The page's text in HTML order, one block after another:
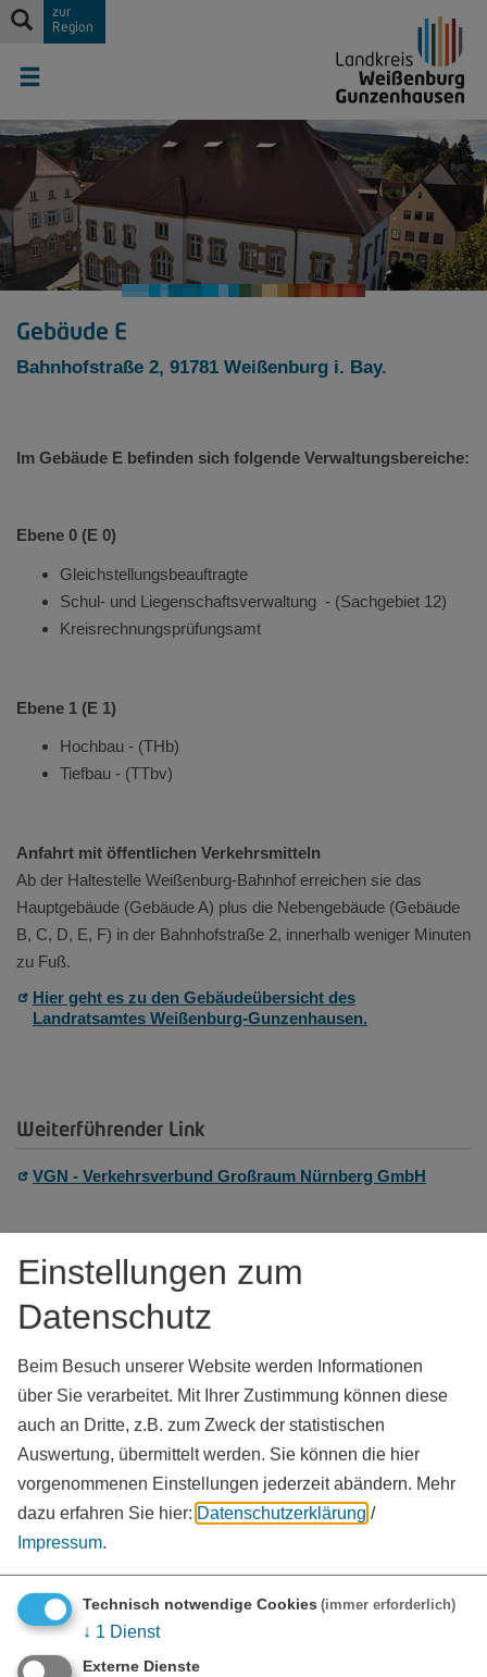
zur
Region
Gebäude E
Bahnhofstraße 2, 91781 Weißenburg i. Bay.
Im Gebäude E befinden sich folgende Verwaltungsbereiche:
Ebene 0 (E 0)
Gleichstellungsbeauftragte
Schul- und Liegenschaftsverwaltung - (Sachgebiet 12)
Kreisrechnungsprüfungsamt
Ebene 1 (E 1)
Hochbau - (THb)
Tiefbau - (TTbv)
Anfahrt mit öffentlichen Verkehrsmitteln
Ab der Haltestelle Weißenburg-Bahnhof erreichen sie das
Hauptgebäude (Gebäude A) plus die Nebengebäude (Gebäude
B, C, D, E, F) in der Bahnhofstraße 2, innerhalb weniger Minuten
zu Fuß.
Hier geht es zu den Gebäudeübersicht des
Landratsamtes Weißenburg-Gunzenhausen.
Weiterführender Link
VGN - Verkehrsverbund Großraum Nürnberg GmbH
Kontakt
Landratsamt Weißenburg-Gunzenhausen
Bahnhofstraße 2 (Gebäude E)
91781
Weißenburg i.Bay.
Tel.:
09141 902-0
Fax:
09141 902-108
www.landkreis-wug.de
vCard GPS:
Einstellungen zum
Datenschutz
Beim Besuch unserer Website werden Informationen
über Sie verarbeitet. Mit Ihrer Zustimmung können diese
auch an Dritte, z.B. zum Zweck der statistischen
Auswertung, übermittelt werden. Sie können die hier
vorgenommenen Einstellungen jederzeit abändern. Mehr
dazu erfahren Sie hier: Datenschutzerklärung /
Impressum.
Technisch notwendige Cookies (immer erforderlich)
↓ 1 Dienst
Externe Dienste